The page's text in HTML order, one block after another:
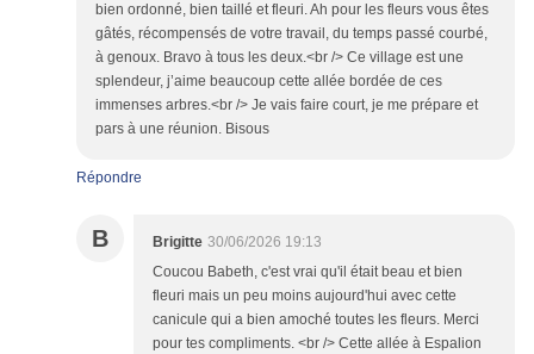
bien ordonné, bien taillé et fleuri. Ah pour les fleurs vous êtes
gâtés, récompensés de votre travail, du temps passé courbé,
à genoux. Bravo à tous les deux.<br /> Ce village est une
splendeur, j’aime beaucoup cette allée bordée de ces
immenses arbres.<br /> Je vais faire court, je me prépare et
pars à une réunion. Bisous
Répondre
B Brigitte 30/06/2026 19:13
Coucou Babeth, c'est vrai qu'il était beau et bien
fleuri mais un peu moins aujourd'hui avec cette
canicule qui a bien amoché toutes les fleurs. Merci
pour tes compliments. <br /> Cette allée à Espalion